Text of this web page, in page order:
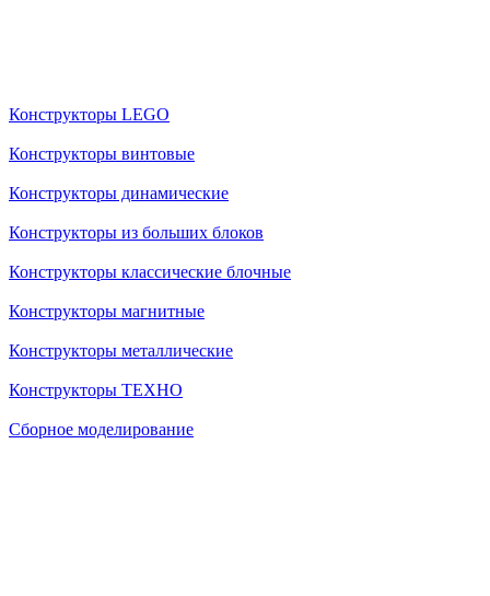
Конструкторы LEGO
Конструкторы винтовые
Конструкторы динамические
Конструкторы из больших блоков
Конструкторы классические блочные
Конструкторы магнитные
Конструкторы металлические
Конструкторы ТЕХНО
Сборное моделирование